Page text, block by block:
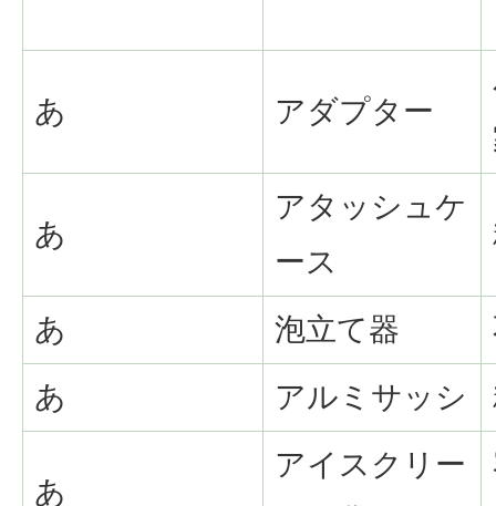
あ アダプター
あ
アタッシュケ
ース
あ 泡立て器
あ
アルミサッシ
あ
アイスクリー